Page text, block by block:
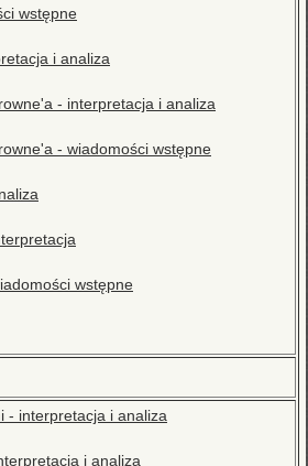
wstępne
i analiza
- interpretacja i analiza
- wiadomości wstępne
wstępne
- interpretacja i analiza
i analiza